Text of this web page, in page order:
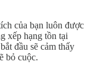
của bạn luôn được
xếp hạng tồn tại
đầu sẽ cảm thấy
bỏ cuộc.